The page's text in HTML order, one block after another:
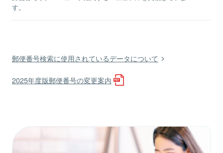
す。
郵便番号検索に使用されているデータについて
2025年度版郵便番号の変更案内